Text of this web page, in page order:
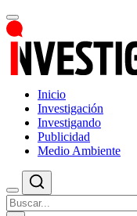
Inicio
Investigación
Investigando
Publicidad
Medio Ambiente